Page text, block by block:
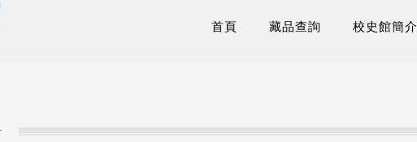
首頁 藏品查詢 校史館簡介